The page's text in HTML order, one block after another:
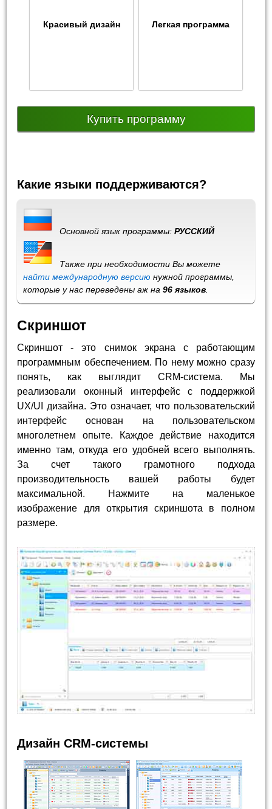
Красивый дизайн Легкая программа
Купить программу
Какие языки поддерживаются?
Основной язык программы:РУССКИЙ
Также при необходимости Вы можете
найти международную версию нужной программы,
которые у нас переведены аж на96 языков
Скриншот
Скриншот - это снимок экрана с работающим
программным обеспечением. По нему можно сразу
понять, как выглядит CRM-система. Мы
реализовали оконный интерфейс с поддержкой
UX/UI дизайна. Это означает, что пользовательский
интерфейс основан на пользовательском
многолетнем опыте. Каждое действие находится
именно там, откуда его удобней всего выполнять.
За счет такого грамотного подхода
производительность вашей работы будет
максимальной. Нажмите на маленькое
изображение для открытия скриншота в полном
размере.
Дизайн CRM-системы